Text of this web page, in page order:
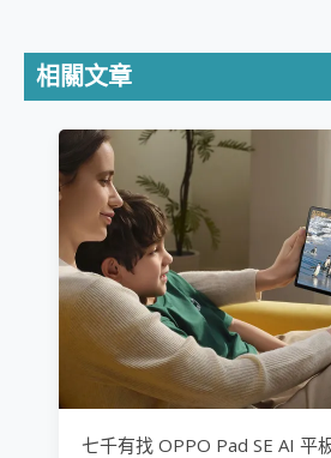
相關文章
七千有找 OPPO Pad SE AI 平